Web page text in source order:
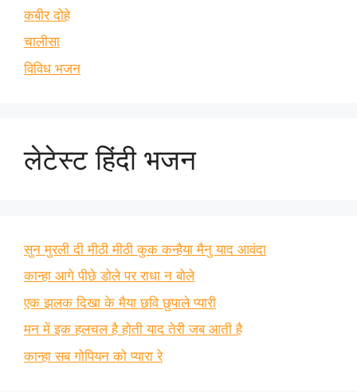
कबीर दोहे
चालीसा
विविध भजन
लेटेस्ट हिंदी भजन
सुन मुरली दी मीठी मीठी कुक कन्हैया मैनु याद आवंदा
कान्हा आगे पीछे डोले पर राधा न बोले
एक झलक दिखा के मैया छवि छुपाले प्यारी
मन में इक हलचल है होती याद तेरी जब आती है
कान्हा सब गोपियन को प्यारा रे